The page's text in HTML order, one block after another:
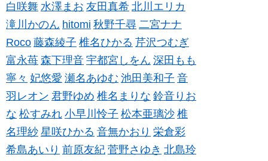
白咲舞 水澤まお 友田真希 北川エリカ
滝川かのん hitomi 秋野千尋 二宮ナナ
Roco 藤森綾子 椎名ひかる 芹沢つむぎ
富永苺 森下理音 宇都宮しをん 深田もも
寧々 妃悠愛 瀬名あゆむ 池田美和子 音
羽レオン 君野ゆめ 椎名まりな 鈴音りお
な 松すみれ 小早川怜子 松本亜璃沙 椎
名理紗 星咲ひかる 音無かおり 栄倉彩
希島あいり 前原友紀 菅野さゆき 北島玲